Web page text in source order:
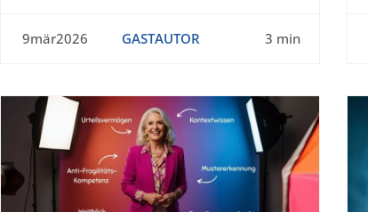
9mär2026 GASTAUTOR 3 min